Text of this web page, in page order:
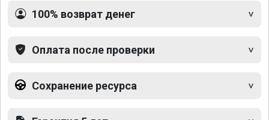
100% возврат денег
Оплата после проверки
Сохранение ресурса